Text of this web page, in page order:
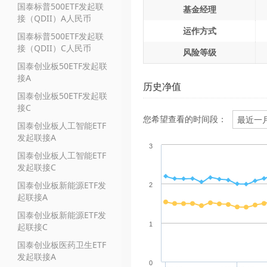
国泰标普500ETF发起联
接（QDII）A人民币
国泰标普500ETF发起联
接（QDII）C人民币
国泰创业板50ETF发起联
接A
国泰创业板50ETF发起联
接C
国泰创业板人工智能ETF
发起联接A
国泰创业板人工智能ETF
发起联接C
国泰创业板新能源ETF发
起联接A
国泰创业板新能源ETF发
起联接C
国泰创业板医药卫生ETF
发起联接A
基金经理
运作方式
风险等级
历史净值
您希望查看的时间段：
0
1
2
3